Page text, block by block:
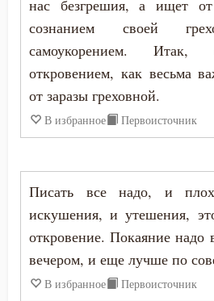
Послушание
Пост
Праздник
Праздность
Прелесть
Никон Оптинский (Беляев)
Нил Сорский
Паисий (Величковский)
Петр Московский
Пимен Великий
Поликарп Смирнский
нас безгрешия, а ищет
сознанием своей
самоукорением. Итак,
откровением, как весьма
от заразы греховной.
В избранное Первоисточник
Писать все надо, и
искушения, и утешения,
откровение. Покаяние надо
вечером, и еще лучше по
В избранное Первоисточник